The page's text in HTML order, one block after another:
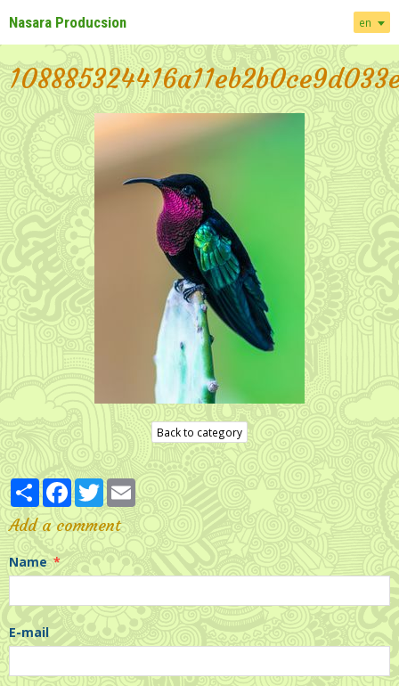
Nasara Producsion en
Back to category
PartagerFacebook
TwitterEmail
Add a comment
Name
E-mail